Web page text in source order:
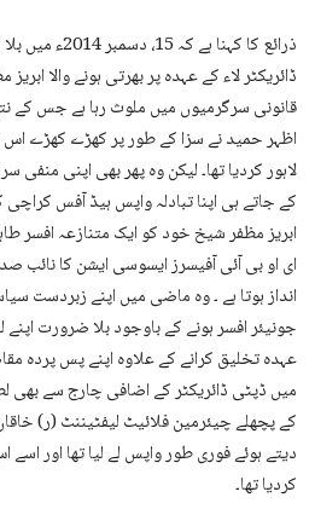
ذرائع کا کہنا
ڈائریکٹر لاء کے عہدہ پر بھرتی ہونے والا
قانونی سرگرمیوں میں ملوث رہا ہے جس کے
اظہر حمید نے سزا کے طور پر کھڑے کھڑے اس
لاہور کردیا تھا۔ لیکن وہ پھر بھی اپنی منفی
کے جاتے ہی اپنا تبادلہ واپس ہیڈ آفس کراچی
ابریز مظفر شیخ خود کو ایک متنازعہ افسر
ای او بی آئی آفیسرز ایسوسی ایشن کا نائب
انداز ہوتا ہے ۔ وہ ماضی میں اپنے زبردست
عہدہ تخلیق کرانے کے علاوہ اپنے پس پردہ
میں ڈپٹی ڈائریکٹر کے اضافی چارج سے بھی
کے پچھلے چیئرمین فلائیٹ لیفٹیننٹ (ر)
دیتے ہوئے فوری طور واپس لے لیا تھا اور
کردیا تھا۔